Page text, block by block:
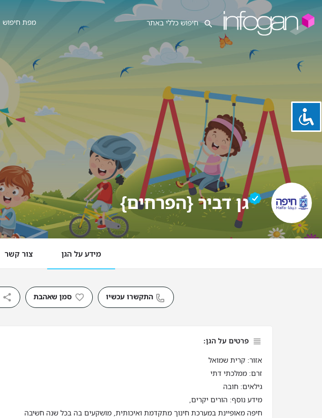
מפת חיפוש
גן דביר {הפרחים}
מידע על הגן צור קשר
התקשרו עכשיו סמן שאהבת
פרטים על הגן:
אזור: קרית שמואל
זרם: ממלכתי דתי
גילאים: חובה
מידע נוסף: הורים יקרים,
חיפה מאופיינת במערכת חינוך מתקדמת ואיכותית, מושקעים בה בכל שנה חשיבה